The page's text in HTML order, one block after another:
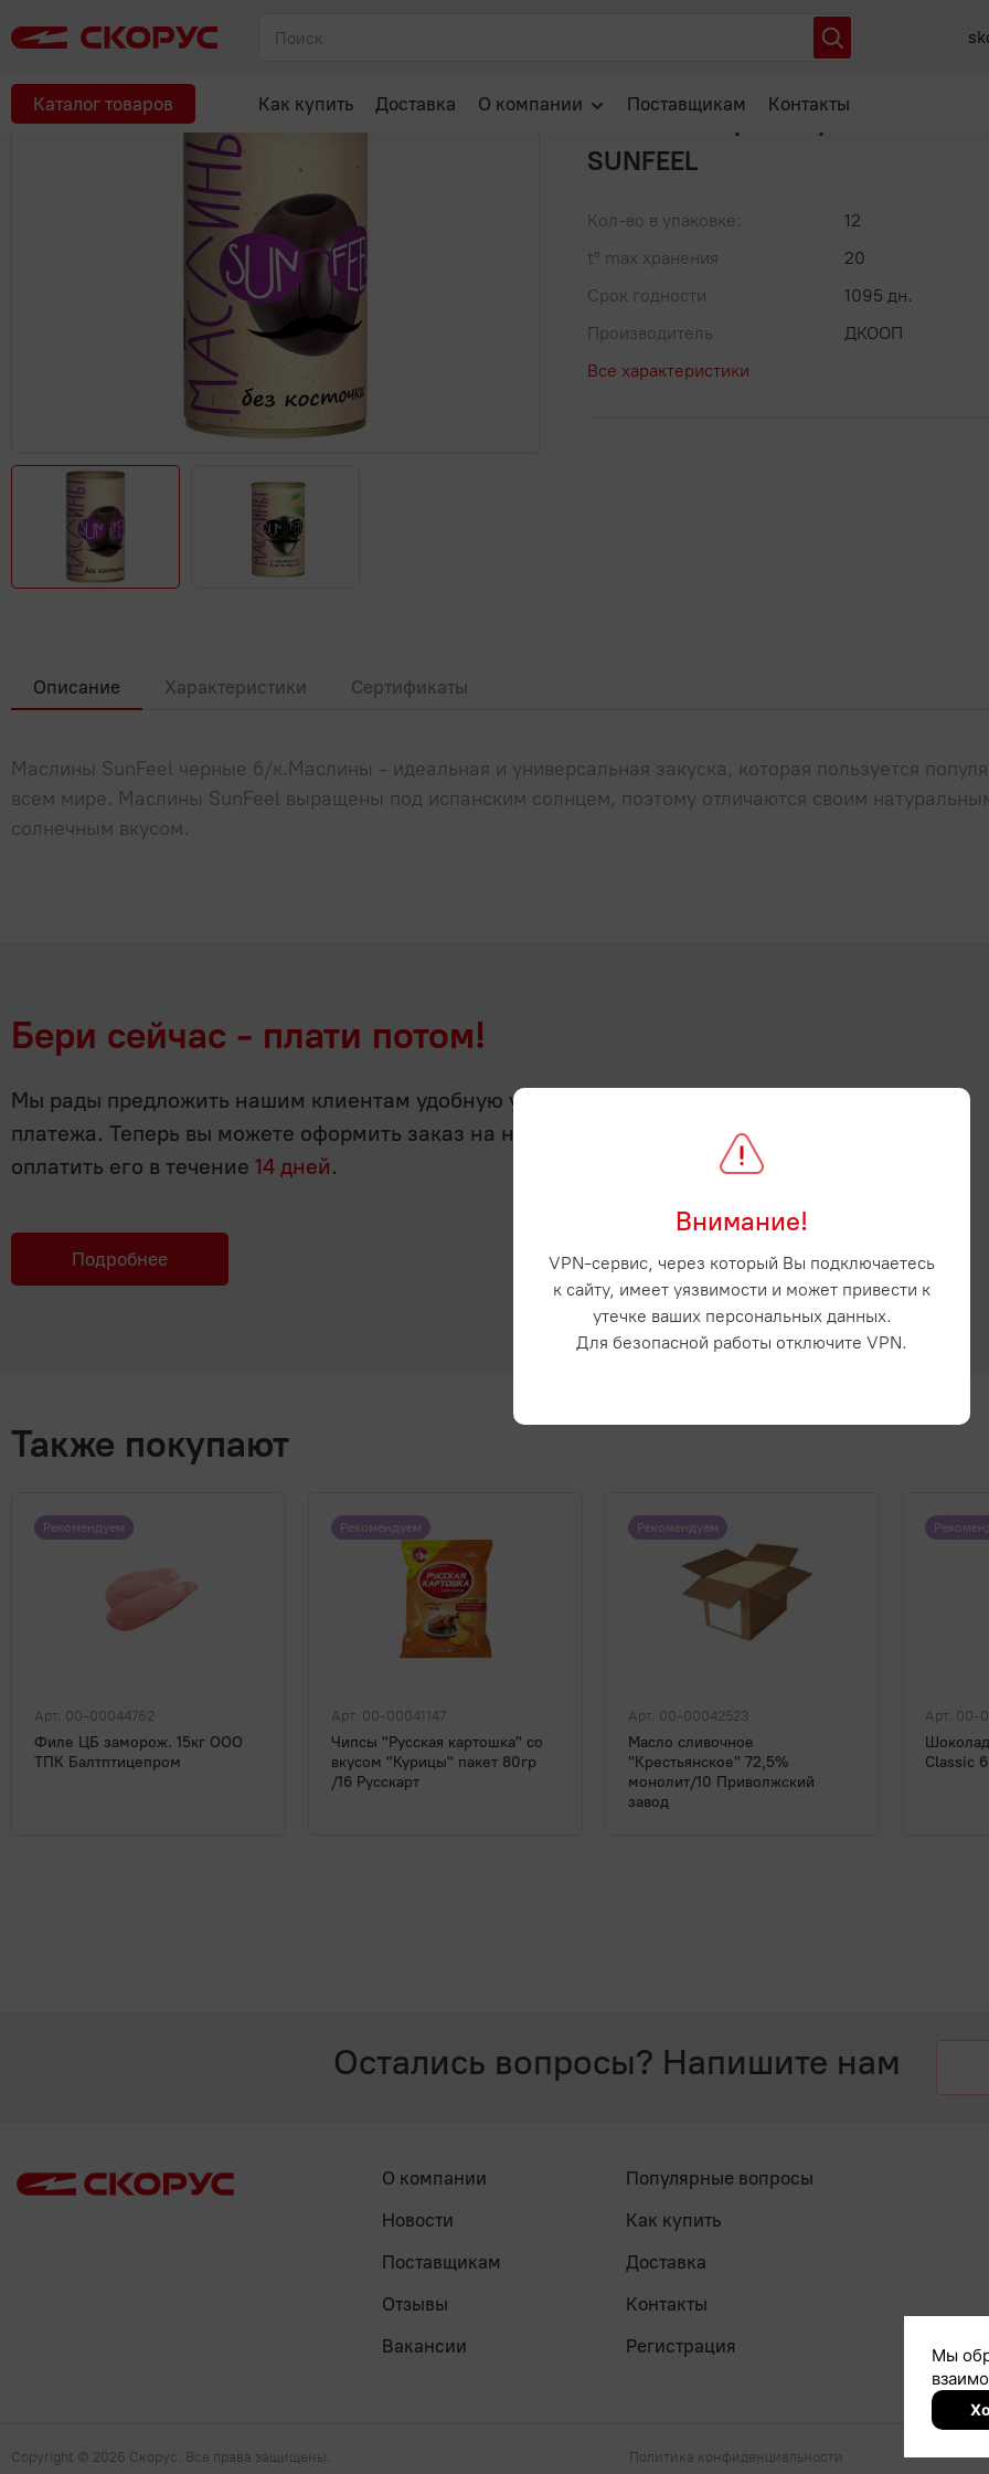
Каталог товаров Как купить Доставка О компании
Популярные вопросы
Поставщикам Контакты
Главная Консервы, соленья Овощные консервы
Маслины черные б/к класс 300
SUNFEEL
Кол-во в упаковке:
12
t° max хранения
20
Срок годности
1095 дн.
Производитель
ДКООП
Все характеристики
Описание Характеристики Сертификаты
Маслины SunFeel черные б/к.Маслины - идеальная и универсальная закуска, которая пользуется
всем мире. Маслины SunFeel выращены под испанским солнцем, поэтому отличаются своим
солнечным вкусом.
Бери сейчас - плати потом!
Мы рады предложить нашим клиентам удобную услугу - отсрочку
платежа. Теперь вы можете оформить заказ на нашем сайте и
оплатить его в течение 14 дней.
Подробнее
Также покупают
Рекомендуем
Арт. 00-00044762
Филе ЦБ заморож. 15кг ООО
ТПК Балтптицепром
Рекомендуем
Арт. 00-00041147
Чипсы "Русская картошка" со
вкусом "Курицы" пакет 80гр
/16 Русскарт
Рекомендуем
Арт. 00-00042523
Масло сливочное
"Крестьянское" 72,5%
монолит/10 Приволжский
завод
Арт. 00-
Classic
Остались вопросы? Напишите нам
О компании
Новости
Поставщикам
Отзывы
Вакансии
Популярные вопросы
Как купить
Доставка
Контакты
Регистрация
Copyright © 2026 Скорус. Все права защищены. Политика конфиденциальности
Внимание!
VPN-сервис, через который Вы подключаетесь
к сайту, имеет уязвимости и может привести к
утечке ваших персональных данных.
Для безопасной работы отключите VPN.